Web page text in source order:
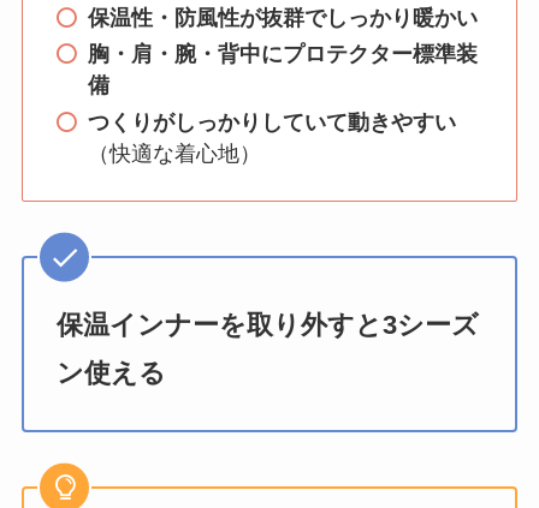
保温性・防風性が抜群でしっかり暖かい
胸・肩・腕・背中にプロテクター標準装
備
つくりがしっかりしていて動きやすい
（快適な着心地）
保温インナーを取り外すと3シーズ
ン使える